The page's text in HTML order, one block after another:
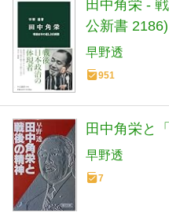
田中角栄 -
公新書 2186)
早野透
951
田中角栄と
早野透
7